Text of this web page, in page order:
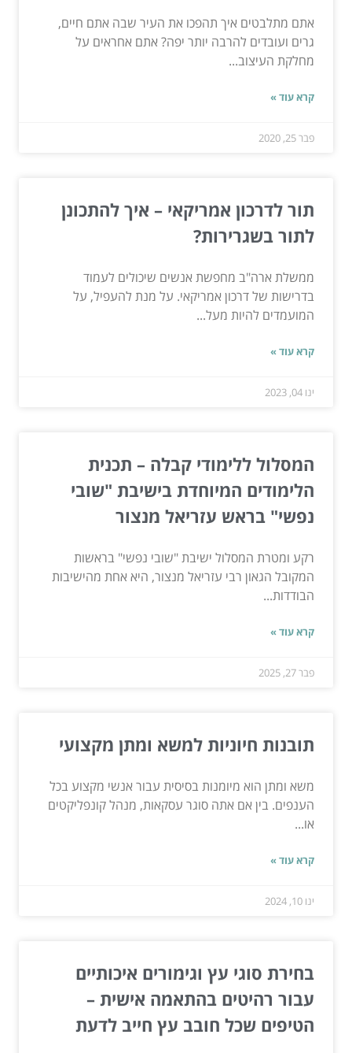
אתם מתלבטים איך תהפכו את העיר שבה אתם חיים,
גרים ועובדים להרבה יותר יפה? אתם אחראים על
מחלקת העיצוב...
קרא עוד »
פבר 25, 2020
תור לדרכון אמריקאי – איך להתכונן
לתור בשגרירות?
ממשלת ארה"ב מחפשת אנשים שיכולים לעמוד
בדרישות של דרכון אמריקאי. על מנת להעפיל, על
המועמדים להיות מעל...
קרא עוד »
ינו 04, 2023
המסלול ללימודי קבלה – תכנית
הלימודים המיוחדת בישיבת "שובי
נפשי" בראש עזריאל מנצור
רקע ומטרת המסלול ישיבת "שובי נפשי" בראשות
המקובל הגאון רבי עזריאל מנצור, היא אחת מהישיבות
הבודדות...
קרא עוד »
פבר 27, 2025
תובנות חיוניות למשא ומתן מקצועי
משא ומתן הוא מיומנות בסיסית עבור אנשי מקצוע בכל
הענפים. בין אם אתה סוגר עסקאות, מנהל קונפליקטים
או...
קרא עוד »
ינו 10, 2024
בחירת סוגי עץ וגימורים איכותיים
עבור רהיטים בהתאמה אישית –
הטיפים שכל חובב עץ חייב לדעת